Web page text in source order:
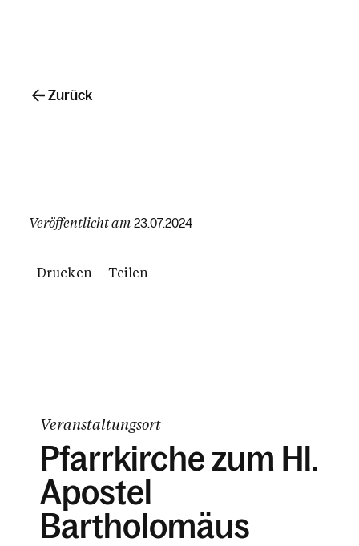
Veröffentlicht am 23.07.2024
Drucken Teilen
Zurück
Veranstaltungsort
Pfarrkirche zum Hl.
Apostel
Bartholomäus